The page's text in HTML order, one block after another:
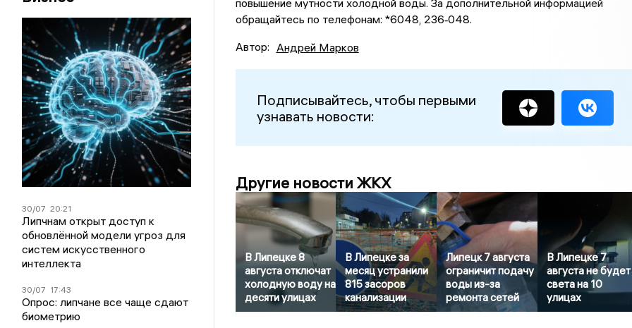
30/07 20:21
Липчнам открыт доступ к
обновлённой модели угроз для
систем искусственного
интеллекта
30/07 17:43
Опрос: липчане все чаще сдают
биометрию
повышение мутности холодной воды. За дополнительной информацией
обращайтесь по телефонам: *6048, 236‑048.
Автор: Андрей Марков
Подписывайтесь, чтобы первыми
узнавать новости:
Другие новости ЖКХ
В Липецке 8
августа отключат
холодную воду на
десяти улицах
В Липецке за
месяц устранили
815 засоров
канализации
Липецк 7 августа
ограничит подачу
воды из-за
ремонта сетей
В Липецке 7
августа не будет
света на 10
улицах